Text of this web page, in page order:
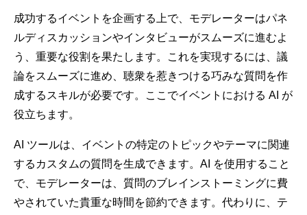
成功するイベントを企画する上で、モデレーターはパネ
ルディスカッションやインタビューがスムーズに進むよ
う、重要な役割を果たします。これを実現するには、議
論をスムーズに進め、聴衆を惹きつける巧みな質問を作
成するスキルが必要です。ここでイベントにおける AI が
役立ちます。
AI ツールは、イベントの特定のトピックやテーマに関連
するカスタムの質問を生成できます。AI を使用すること
で、モデレーターは、質問のブレインストーミングに費
やされていた貴重な時間を節約できます。代わりに、テ